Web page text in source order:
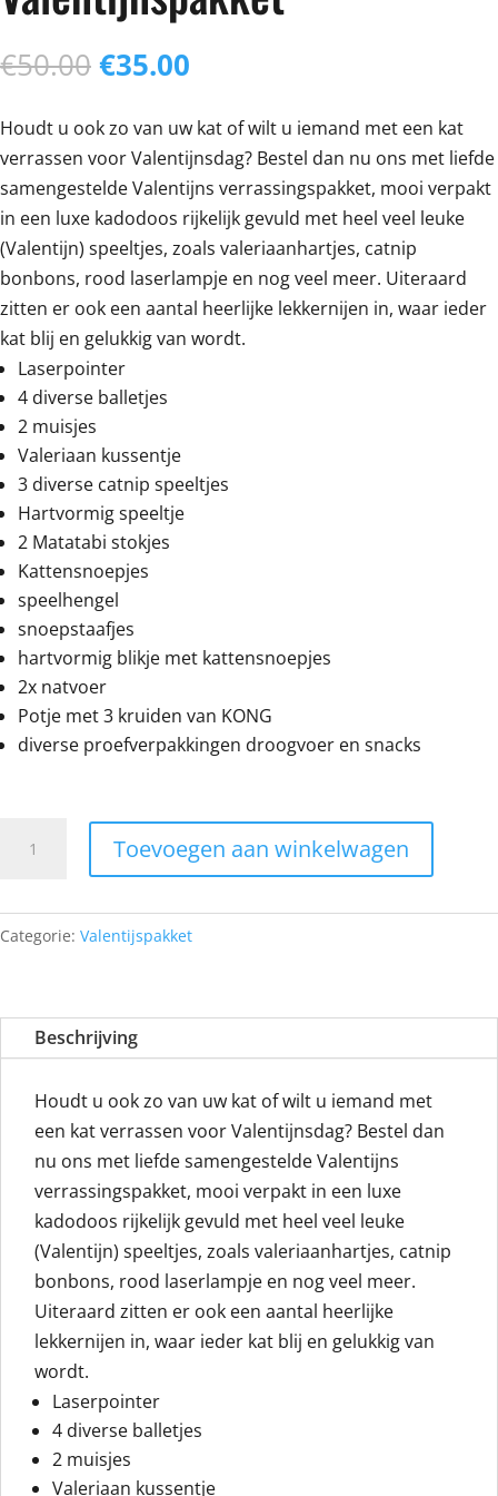
€50.00Oorspronkelijke
was:
€50.00.
€35.00
is:
€35.00.
Houdt u ook zo van uw kat of wilt u iemand met een kat
verrassen voor Valentijnsdag? Bestel dan nu ons met liefde
samengestelde Valentijns verrassingspakket, mooi verpakt
in een luxe kadodoos rijkelijk gevuld met heel veel leuke
(Valentijn) speeltjes, zoals valeriaanhartjes, catnip
bonbons, rood laserlampje en nog veel meer. Uiteraard
zitten er ook een aantal heerlijke lekkernijen in, waar ieder
kat blij en gelukkig van wordt.
Laserpointer
4 diverse balletjes
2 muisjes
Valeriaan kussentje
3 diverse catnip speeltjes
Hartvormig speeltje
2 Matatabi stokjes
Kattensnoepjes
speelhengel
snoepstaafjes
hartvormig blikje met kattensnoepjes
2x natvoer
Potje met 3 kruiden van KONG
diverse proefverpakkingen droogvoer en snacks
Valentijnspakket
aantal
Toevoegen aan winkelwagen
Categorie: Valentijspakket
Beschrijving
Houdt u ook zo van uw kat of wilt u iemand met
een kat verrassen voor Valentijnsdag? Bestel dan
nu ons met liefde samengestelde Valentijns
verrassingspakket, mooi verpakt in een luxe
kadodoos rijkelijk gevuld met heel veel leuke
(Valentijn) speeltjes, zoals valeriaanhartjes, catnip
bonbons, rood laserlampje en nog veel meer.
Uiteraard zitten er ook een aantal heerlijke
lekkernijen in, waar ieder kat blij en gelukkig van
wordt.
Laserpointer
4 diverse balletjes
2 muisjes
Valeriaan kussentje